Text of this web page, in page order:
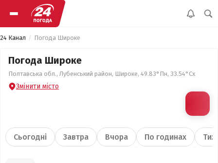
24 Канал Погода Широке
Погода Широке
Полтавська обл., Лубенський район, Широке, 49.83°Пн, 33.54°Сх
Змінити місто
Сьогодні Завтра Вчора По годинах